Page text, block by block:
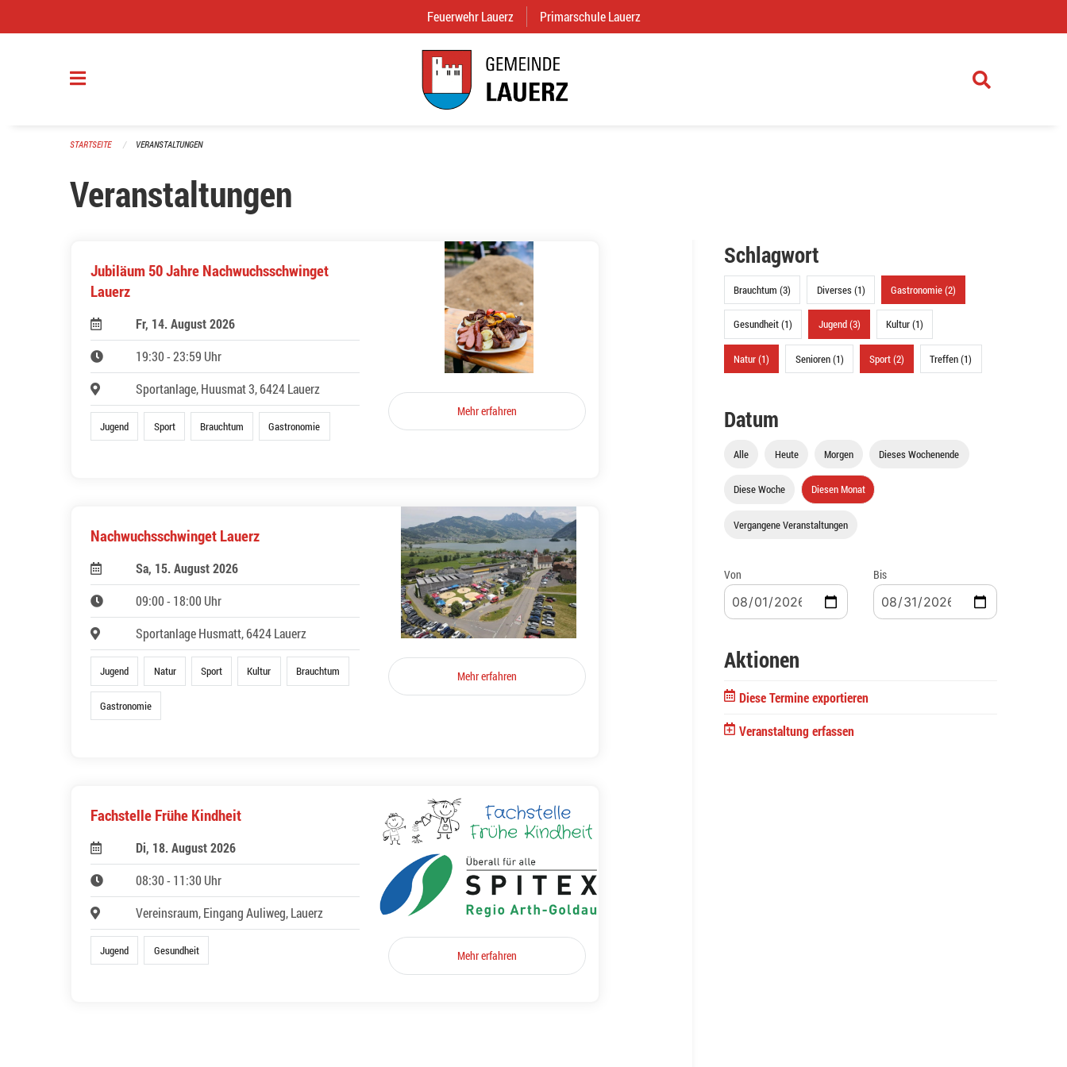
Feuerwehr Lauerz (External Link)
Primarschule Lauerz
STARTSEITE VERANSTALTUNGEN
Veranstaltungen
Jubiläum 50 Jahre Nachwuchsschwinget
Lauerz
Fr, 14. August 2026
19:30 - 23:59 Uhr
Sportanlage, Huusmat 3, 6424 Lauerz
Jugend Sport Brauchtum Gastronomie
Mehr erfahren
Nachwuchsschwinget Lauerz
Sa, 15. August 2026
09:00 - 18:00 Uhr
Sportanlage Husmatt, 6424 Lauerz
Jugend Natur Sport Kultur Brauchtum
Gastronomie
Mehr erfahren
Fachstelle Frühe Kindheit
Di, 18. August 2026
08:30 - 11:30 Uhr
Vereinsraum, Eingang Auliweg, Lauerz
Jugend Gesundheit Mehr erfahren
Schlagwort
Brauchtum (3) Diverses (1) Gastronomie (2)
Gesundheit (1) Jugend (3) Kultur (1)
Natur (1) Senioren (1) Sport (2) Treffen (1)
Datum
Alle Heute Morgen Dieses Wochenende
Diese Woche Diesen Monat
Vergangene Veranstaltungen
Von Bis
Aktionen
Diese Termine exportieren
Veranstaltung erfassen